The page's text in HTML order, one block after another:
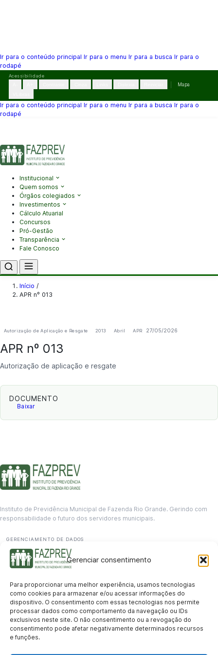
Gerenciar consentimento
Para proporcionar uma melhor experiência, usamos tecnologias
como cookies para armazenar e/ou acessar informações do
dispositivo. O consentimento com essas tecnologias nos permite
processar dados como comportamento da navegação ou IDs
exclusivos neste site. O não consentimento ou a revogação do
consentimento pode afetar negativamente determinados recursos
e funções.
Ir para o conteúdo principal Ir para o menu Ir para a busca Ir para o
rodapé
Pular
conteúdo
Acessibilidade
Mapa
Ir para o conteúdo principal Ir para o menu Ir para a busca Ir para o
rodapé
Institucional
Quem somos
Órgãos colegiados
Investimentos
Cálculo Atuarial
Concursos
Pró-Gestão
Transparência
Fale Conosco
Início /
APR nº 013
Autorização de Aplicação e Resgate 2013 Abril APR 27/05/2026
APR nº 013
Autorização de aplicação e resgate
DOCUMENTO
Baixar
Instituto de Previdência Municipal de Fazenda Rio Grande. Gerindo com
responsabilidade o futuro dos servidores municipais.
GERENCIAMENTO DE DADOS
Departamento de informação
contato@fazprev.pr.gov.br
(41) 3995-2146
Serviços
Aposentadoria Pensão por Morte Benefício por Invalidez Auxílio Doença
Holerite Online Protocolo Online
Transparência
Portal da Transparência